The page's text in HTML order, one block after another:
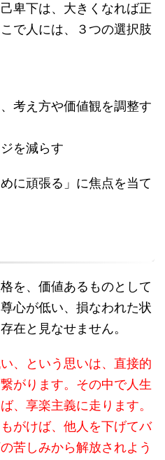
卑下は、大きくなれば正
で人には、３つの選択肢
考え方や価値観を調整す
を減らす
に頑張る」に焦点を当て
を、価値あるものとして
心が低い、損なわれた状
在と見なせません。
、という思いは、直接的
がります。その中で人生
、享楽主義に走ります。
がけば、他人を下げてバ
苦しみから解放されよう